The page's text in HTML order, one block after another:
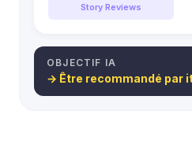
Story Reviews
OBJECTIF IA
→ Être recommandé par